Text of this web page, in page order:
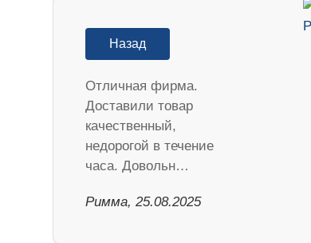
Назад
Отличная фирма.
Доставили товар
качественный,
недорогой в течение
часа. Довольн…
Римма, 25.08.2025